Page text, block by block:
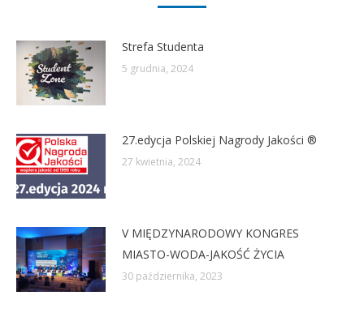
Strefa Studenta
5 grudnia, 2024
27.edycja Polskiej Nagrody Jakości ®
27 kwietnia, 2024
V MIĘDZYNARODOWY KONGRES
MIASTO-WODA-JAKOŚĆ ŻYCIA
30 października, 2023